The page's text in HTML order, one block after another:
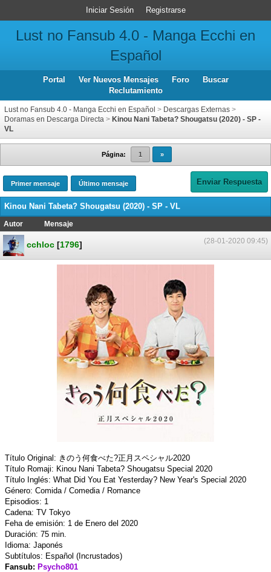
Iniciar Sesión Registrarse
Lust no Fansub 4.0 - Manga Ecchi en
Español
Portal Ver Nuevos Mensajes Foro
Buscar
Reclutamiento
Lust no Fansub 4.0 - Manga Ecchi en Español > Descargas Externas >
Doramas en Descarga Directa > Kinou Nani Tabeta? Shougatsu (2020) - SP -
VL
Página: 1 »
Primer mensaje Último mensaje Enviar Respuesta
Kinou Nani Tabeta? Shougatsu (2020) - SP - VL
Autor
Mensaje
(28-01-2020 09:45)
cchloc [1796]
Título Original: きのう何食べた?正月スペシャル2020
Título Romaji: Kinou Nani Tabeta? Shougatsu Special 2020
Título Inglés: What Did You Eat Yesterday? New Year's Special 2020
Género: Comida / Comedia / Romance
Episodios: 1
Cadena: TV Tokyo
Feha de emisión: 1 de Enero del 2020
Duración: 75 min.
Idioma: Japonés
Subtítulos: Español (Incrustados)
Fansub: Psycho801